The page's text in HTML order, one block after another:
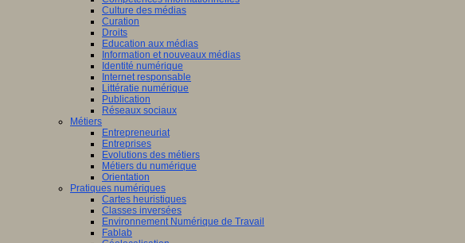
Culture des médias
Curation
Droits
Education aux médias
Information et nouveaux médias
Identité numérique
Internet responsable
Littératie numérique
Publication
Réseaux sociaux
Métiers
Entrepreneuriat
Entreprises
Evolutions des métiers
Métiers du numérique
Orientation
Pratiques numériques
Cartes heuristiques
Classes inversées
Environnement Numérique de Travail
Fablab